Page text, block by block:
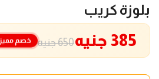
بلوزة كريب
650 جنيه 385 جنيه خصم مميز